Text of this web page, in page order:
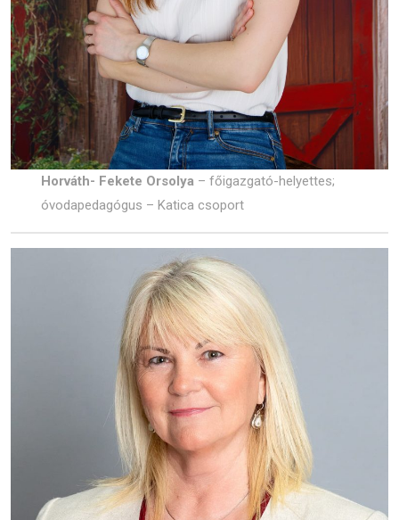
Horváth- Fekete Orsolya– főigazgató-helyettes;
óvodapedagógus – Katica csoport